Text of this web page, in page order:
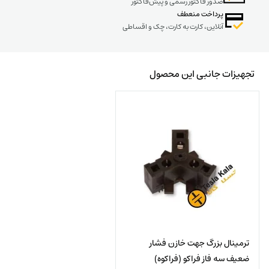
پرداخت منعطف
آنلاین، کارت به کارت، چک و اقساطی
تجهیزات جانبی این محصول
ترمینال بزرگ جهت خازن فشار
ضعیف سه فاز فراکو (فراکوه)